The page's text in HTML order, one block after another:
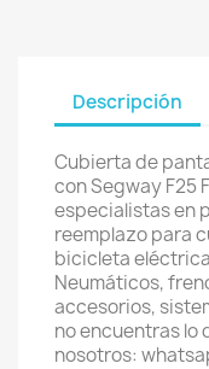
Descripción
Cubierta de
con Segway F25
especialistas en
reemplazo para
bicicleta
Neumáticos,
accesorios,
no encuentras lo
nosotros: